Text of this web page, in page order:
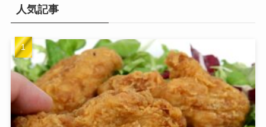
人気記事